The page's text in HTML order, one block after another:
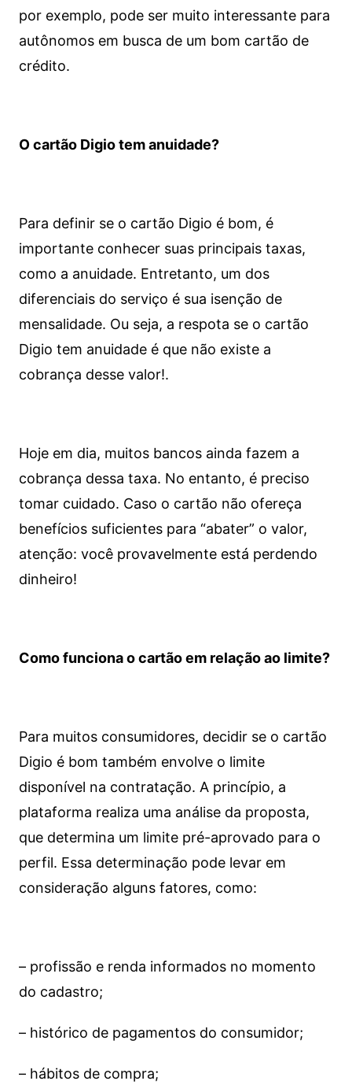
por exemplo, pode ser muito interessante para
autônomos em busca de um bom cartão de
crédito.
O cartão Digio tem anuidade?
Para definir se o cartão Digio é bom, é
importante conhecer suas principais taxas,
como a anuidade. Entretanto, um dos
diferenciais do serviço é sua isenção de
mensalidade. Ou seja, a respota se o cartão
Digio tem anuidade é que não existe a
cobrança desse valor!.
Hoje em dia, muitos bancos ainda fazem a
cobrança dessa taxa. No entanto, é preciso
tomar cuidado. Caso o cartão não ofereça
benefícios suficientes para “abater” o valor,
atenção: você provavelmente está perdendo
dinheiro!
Como funciona o cartão em relação ao limite?
Para muitos consumidores, decidir se o cartão
Digio é bom também envolve o limite
disponível na contratação. A princípio, a
plataforma realiza uma análise da proposta,
que determina um limite pré-aprovado para o
perfil. Essa determinação pode levar em
consideração alguns fatores, como:
– profissão e renda informados no momento
do cadastro;
– histórico de pagamentos do consumidor;
– hábitos de compra;